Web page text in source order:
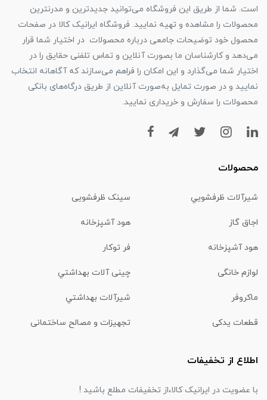
است. شما از طریق این فروشگاه می‌توانید جدیدترین و مدرنترین
محصولات را مشاهده و تهیه نمایید. فروشگاه ایرانیک کالا در صفحات
محصول خود توضیحات جامعی درباره محصولات در اختیار شما قرار
می‌دهد و کارشناسان ما بصورت آنلاین و تماس تلفنی حقایق را در
اختیار شما می‌گذارد و این امکان را فراهم می‌سازند که آگاهانه انتخاب
نمایید و در صورت تمایل به‌صورت آنلاین از طریق درگاه‌های بانکی
محصولات را سفارش و خریداری نمایید.
محصولات
شیرآلات ظرفشويي سینک ظرفشویی
اجاق گاز هود آشپزخانه
هود آشپزخانه فر توکار
لوازم خانگی چینی آلات بهداشتي
ماكروفر شیرآلات بهداشتي
قطعات یدکی تجهیزات و مصالح ساختمانی
اطلاع از تخفیفات
با عضویت در ایرانیک کالا،از تخفیفات مطلع باشید !